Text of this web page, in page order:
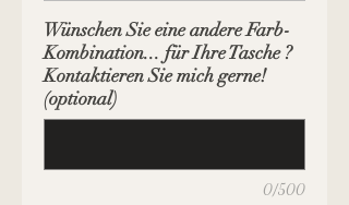
Wünschen Sie eine andere Farb-
Kombination... für Ihre Tasche ?
Kontaktieren Sie mich gerne!
(optional)
0/500